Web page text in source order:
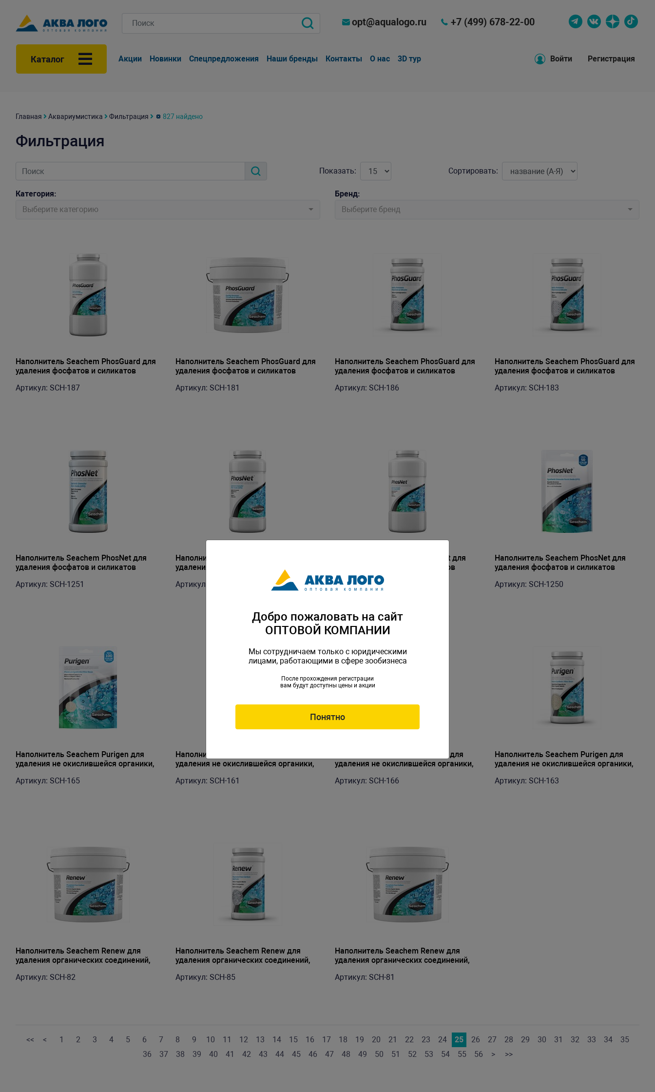
opt@aqualogo.ru +7 (499) 678-22-00
Каталог Акции Новинки Спецпредложения Наши бренды Контакты О нас 3D тур Войти Регистрация
Главная Аквариумистика Фильтрация 827 найдено
Фильтрация
Показать: Сортировать:
Категория:
Выберите категорию
Бренд:
Выберите бренд
Наполнитель Seachem PhosGuard для
удаления фосфатов и силикатов
Артикул: SCH-187
Наполнитель Seachem PhosGuard для
удаления фосфатов и силикатов
94000л
Артикул: SCH-181
Наполнитель Seachem PhosGuard для
удаления фосфатов и силикатов
1180л
Артикул: SCH-186
Наполнитель Seachem PhosGuard для
удаления фосфатов и силикатов
2350л
Артикул: SCH-183
Наполнитель Seachem PhosNet для
удаления фосфатов и силикатов
Артикул: SCH-1251
Наполнитель Seachem PhosNet для
удаления фосфатов и силикатов
(оксид железа), 250г, 50г на 200-400л
Артикул: SCH-1252
Наполнитель Seachem PhosNet для
удаления фосфатов и силикатов
(оксид железа), 500г, 50г на 200-400л
Артикул: SCH-1255
Наполнитель Seachem PhosNet для
удаления фосфатов и силикатов
Артикул: SCH-1250
Наполнитель Seachem Purigen для
удаления не окислившейся органики,
Артикул: SCH-165
Наполнитель Seachem Purigen для
удаления не окислившейся органики,
Артикул: SCH-161
Наполнитель Seachem Purigen для
удаления не окислившейся органики,
Артикул: SCH-166
Наполнитель Seachem Purigen для
удаления не окислившейся органики,
Артикул: SCH-163
Наполнитель Seachem Renew для
удаления органических соединений,
Артикул: SCH-82
Наполнитель Seachem Renew для
удаления органических соединений,
Артикул: SCH-85
Наполнитель Seachem Renew для
удаления органических соединений,
Артикул: SCH-81
<< < 1 2 3 4 5 6 7 8 9 10 11 12 13 14 15 16 17 18 19 20 21 22 23 24 25 26 27 28 29 30 31 32 33 34
35
36
37 38 39 40 41 42 43 44 45 46 47 48 49 50 51 52 53 54 55 56 > >>
Добро пожаловать на сайт
ОПТОВОЙ КОМПАНИИ
Мы сотрудничаем только с юридическими
лицами, работающими в сфере зообизнеса
После прохождения регистрации
вам будут доступны цены и акции
Понятно